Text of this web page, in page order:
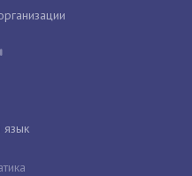
язык